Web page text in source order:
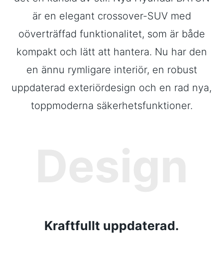
är en elegant crossover-SUV med
oöverträffad funktionalitet, som är både
kompakt och lätt att hantera. Nu har den
en ännu rymligare interiör, en robust
uppdaterad exteriördesign och en rad nya,
toppmoderna säkerhetsfunktioner.
Kraftfullt uppdaterad.